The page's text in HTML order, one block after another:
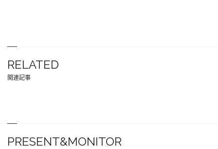
RELATED
関連記事
PRESENT&MONITOR